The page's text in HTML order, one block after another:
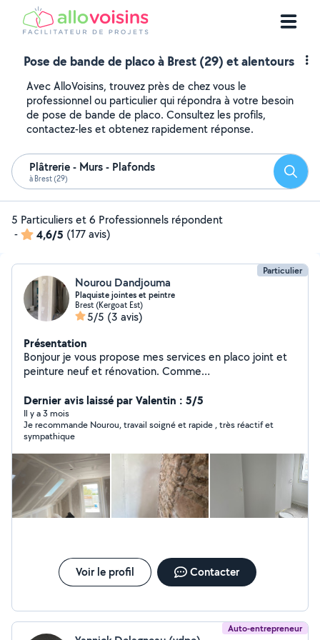
Pose de bande de placo à Brest (29) et alentours
Avec AlloVoisins, trouvez près de chez vous le
professionnel ou particulier qui répondra à votre besoin
de pose de bande de placo. Consultez les profils,
contactez-les et obtenez rapidement réponse.
Plâtrerie - Murs - Plafonds
à Brest (29)
5 Particuliers et 6 Professionnels répondent
-
4,6/5 (177 avis)
Particulier
Nourou Dandjouma
Plaquiste jointes et peintre
Brest (Kergoat Est)
5/5 (3 avis)
Présentation
Bonjour je vous propose mes services en placo joint et
peinture neuf et rénovation. Comme
aménages,garage,bâti support wc suspendu et joints sur
plaques de plâtre.peinture intérieur pour toutes vos
bricolages n'hésitez pas à me contacter merci
Dernier avis laissé par Valentin : 5/5
Il y a 3 mois
Je recommande Nourou, travail soigné et rapide , très réactif et
sympathique
Voir le profil Contacter
Auto-entrepreneur